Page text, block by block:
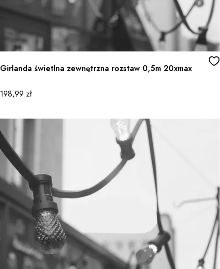
Girlanda świetlna zewnętrzna rozstaw 0,5m 20xmax
Cena
198,99 zł